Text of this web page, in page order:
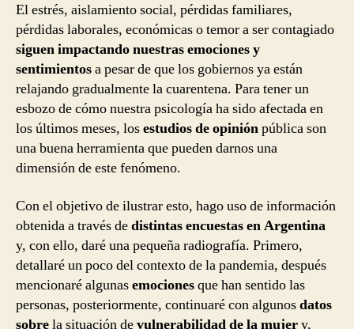
El estrés, aislamiento social, pérdidas familiares,
pérdidas laborales, económicas o temor a ser contagiado
siguen impactando nuestras emociones y
sentimientosa pesar de que los gobiernos ya están
relajando gradualmente la cuarentena. Para tener un
esbozo de cómo nuestra psicología ha sido afectada en
los últimos meses, losestudios de opiniónpública son
una buena herramienta que pueden darnos una
dimensión de este fenómeno.
Con el objetivo de ilustrar esto, hago uso de información
obtenida a través dedistintas encuestas en Argentina
y, con ello, daré una pequeña radiografía. Primero,
detallaré un poco del contexto de la pandemia, después
mencionaré algunasemocionesque han sentido las
personas, posteriormente, continuaré con algunosdatos
sobrela situación devulnerabilidad de la mujery,